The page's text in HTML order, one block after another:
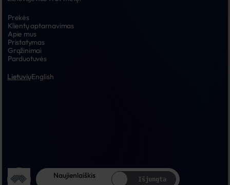
Prekės
Klientų aptarnavimas
Apie mus
Pristatymas
Grąžinimai
Parduotuvės
LietuviųEnglish
Naujienlaiškis Išjungta